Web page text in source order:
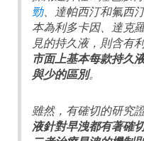
勁、達帕西汀和氟西
本為利多卡因、達克
見的持久液，則含有
市面上基本每款持久
與少的區別。
雖然，有確切的研究
液針對早洩都有著確